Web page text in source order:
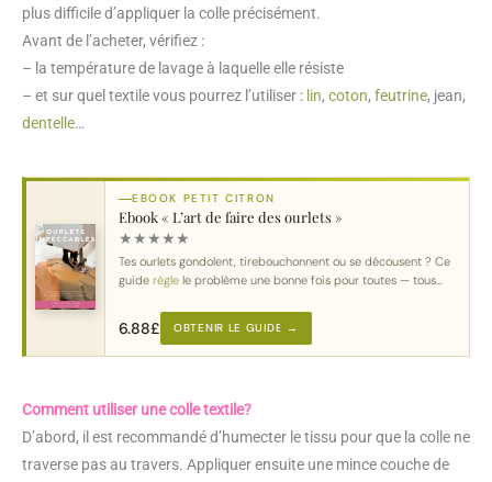
plus difficile d’appliquer la colle précisément.
Avant de l’acheter, vérifiez :
– la température de lavage à laquelle elle résiste
– et sur quel textile vous pourrez l’utiliser : lin, coton, feutrine, jean,
dentelle…
EBOOK PETIT CITRON
Ebook « L’art de faire des ourlets »
★★★★★
Tes ourlets gondolent, tirebouchonnent ou se décousent ? Ce
guide règle le problème une bonne fois pour toutes — tous
6.88£ OBTENIR LE GUIDE →
Comment utiliser une colle textile?
D’abord, il est recommandé d’humecter le tissu pour que la colle ne
traverse pas au travers. Appliquer ensuite une mince couche de